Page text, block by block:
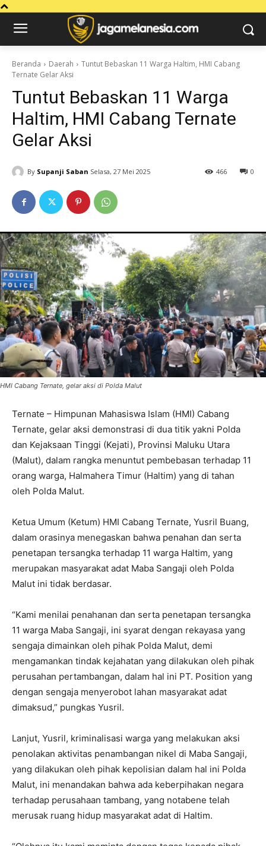
Beranda Daerah
Tuntut Bebaskan 11 Warga Haltim, HMI Cabang
Ternate Gelar Aksi
Tuntut Bebaskan 11 Warga
Haltim, HMI Cabang Ternate
Gelar Aksi
By Supanji Saban Selasa, 27 Mei 2025 0
466
HMI Cabang Ternate, gelar aksi di Polda Malut
Ternate – Himpunan Mahasiswa Islam (HMI) Cabang
Ternate, gelar aksi demonstrasi di dua titik yakni Polda
dan Kejaksaan Tinggi (Kejati), Provinsi Maluku Utara
(Malut), dalam rangka menuntut pembebasan terhadap 11
orang warga, Halmahera Timur (Haltim) yang di tahan
oleh Polda Malut.
Ketua Umum (Ketum) HMI Cabang Ternate, Yusril Buang,
dalam orasinya menegaskan bahwa penahan dan serta
penetapan tersangka terhadap 11 warga Haltim, yang
merupakan masyarakat adat Maba Sangaji oleh Polda
Malut ini tidak berdasar.
“Kami menilai penahanan dan serta penetapan tersangka
11 warga Maba Sangaji, ini syarat dengan rekayasa yang
sengaja dimainkan oleh pihak Polda Malut, demi
mengamankan tindak kejahatan yang dilakukan oleh pihak
perusahan pertambangan, dalam hal ini PT. Position yang
dengan sengaja menyerobot lahan masyarakat adat
dimaksud,” pungkas Yusril.
Lanjut, Yusril, kriminalisasi warga yang melakukan aksi
penolakan aktivitas penambangan nikel di Maba Sangaji,
yang dilakukan oleh pihak kepolisian dalam hal ini Polda
Malut, ini menandakan bahwa ada keberpihakan negara
terhadap perusahaan tambang, yang notabene telah
merusak ruang hidup masyarakat adat di Haltim.